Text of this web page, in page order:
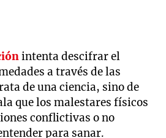
intenta descifrar el
a través de las
de una ciencia, sino de
que los malestares físicos
conflictivas o no
para sanar.